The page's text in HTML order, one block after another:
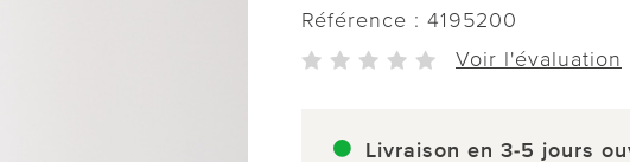
Référence : 4195200
Voir l'évaluation
Livraison en 3-5 jours